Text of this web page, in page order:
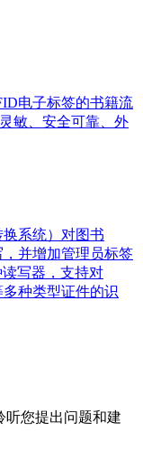
电子标签的书籍流
敏、安全可靠、外
系统）对图书
并增加管理员标签
写器，支持对
种类型证件的识
听您提出问题和建